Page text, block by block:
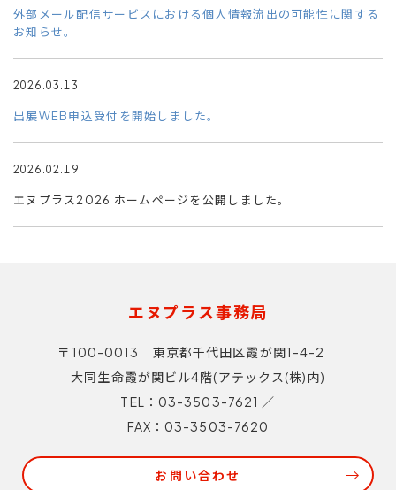
外部メール配信サービスにおける個人情報流出の可能性に関する
お知らせ。
2026.03.13
出展WEB申込受付を開始しました。
2026.02.19
エヌプラス2026 ホームページを公開しました。
エヌプラス事務局
〒100-0013 東京都千代田区霞が関1-4-2
大同生命霞が関ビル4階(アテックス(株)内)
TEL：03-3503-7621 ／
FAX：03-3503-7620
お問い合わせ